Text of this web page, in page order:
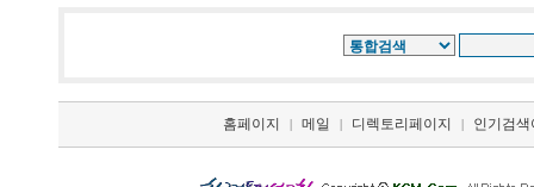
홈페이지 | 메일 | 디렉토리페이지 | 인기검색